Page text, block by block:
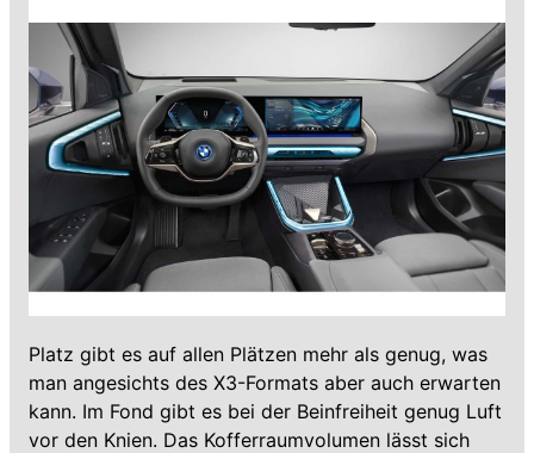
Platz gibt es auf allen Plätzen mehr als genug, was
man angesichts des X3-Formats aber auch erwarten
kann. Im Fond gibt es bei der Beinfreiheit genug Luft
vor den Knien. Das Kofferraumvolumen lässt sich